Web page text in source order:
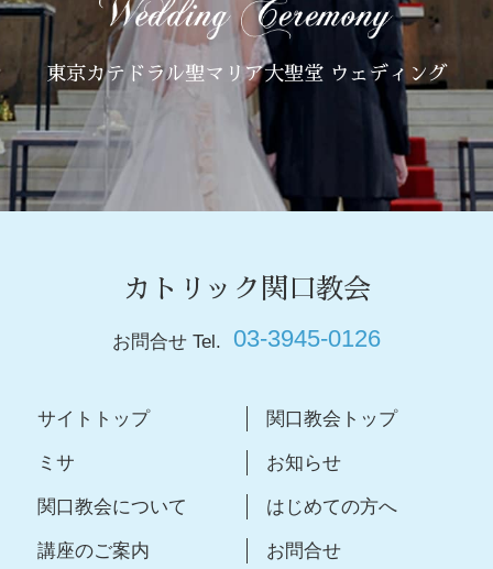
東京カテドラル聖マリア大聖堂 ウェディング
カトリック関口教会
お問合せ Tel. 03-3945-0126
サイトトップ 関口教会トップ
ミサ お知らせ
関口教会について はじめての方へ
講座のご案内 お問合せ